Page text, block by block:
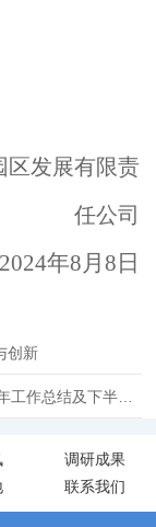
区发展有限责
任公司
2024年8月8日
创新
下一篇：晋城市融资担保有限公司 ​2024年上半年工作总结及下半年工作计划
调研成果
联系我们